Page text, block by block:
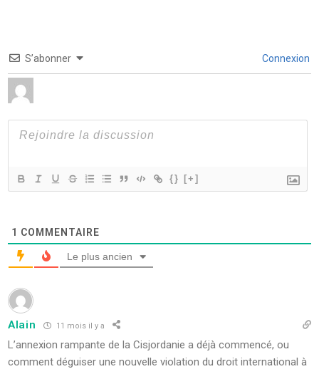
S’abonner Connexion
{} [+]
1 COMMENTAIRE
Le plus ancien
Alain 11 mois il y a
L’annexion rampante de la Cisjordanie a déjà commencé, ou
comment déguiser une nouvelle violation du droit international à